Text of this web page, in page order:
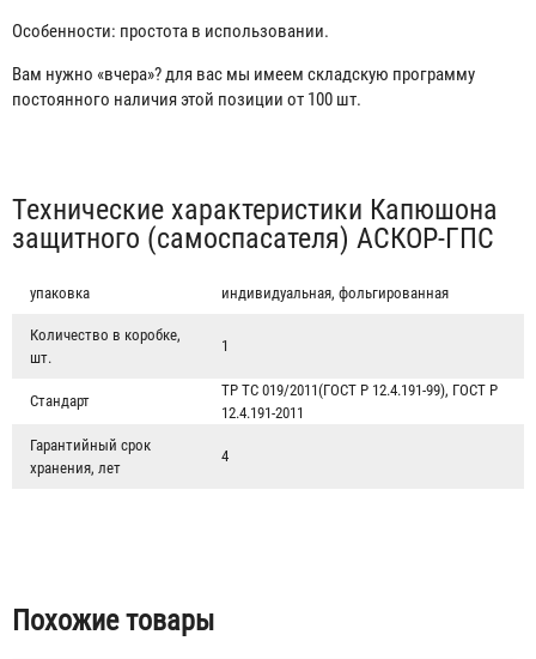
Особенности: простота в использовании.
Вам нужно «вчера»? для вас мы имеем складскую программу
постоянного наличия этой позиции от 100 шт.
Табы
Технические характеристики Капюшона
защитного (самоспасателя) АСКОР-ГПС
упаковка индивидуальная, фольгированная
Количество в коробке,
шт.
1
Стандарт
ТР ТС 019/2011(ГОСТ Р 12.4.191-99), ГОСТ Р
12.4.191-2011
Гарантийный срок
хранения, лет
4
Похожие товары